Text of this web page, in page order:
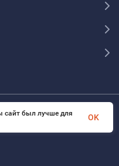
защищены
сайт был лучше для
OK